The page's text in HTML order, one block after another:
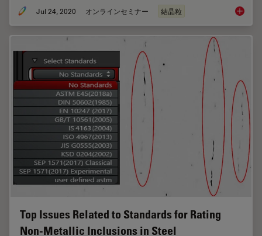
Jul 24, 2020 オンラインセミナー 結晶粒
Top Issues Related to Standards for Rating
Non-Metallic Inclusions in Steel